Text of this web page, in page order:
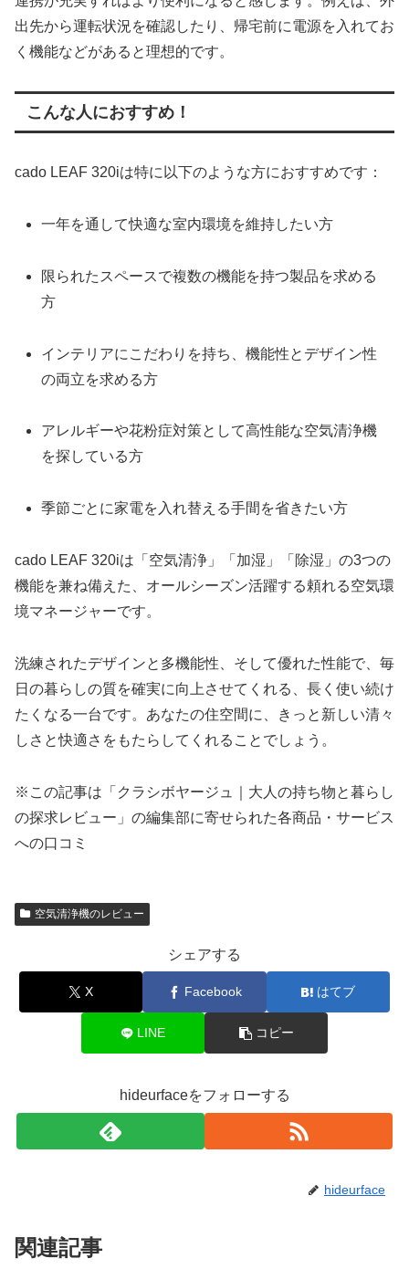
出先から運転状況を確認したり、帰宅前に電源を入れてお
く機能などがあると理想的です。
こんな人におすすめ！
cado LEAF 320iは特に以下のような方におすすめです：
一年を通して快適な室内環境を維持したい方
限られたスペースで複数の機能を持つ製品を求める
方
インテリアにこだわりを持ち、機能性とデザイン性
の両立を求める方
アレルギーや花粉症対策として高性能な空気清浄機
を探している方
季節ごとに家電を入れ替える手間を省きたい方
cado LEAF 320iは「空気清浄」「加湿」「除湿」の3つの
機能を兼ね備えた、オールシーズン活躍する頼れる空気環
境マネージャーです。
洗練されたデザインと多機能性、そして優れた性能で、毎
日の暮らしの質を確実に向上させてくれる、長く使い続け
たくなる一台です。あなたの住空間に、きっと新しい清々
しさと快適さをもたらしてくれることでしょう。
※この記事は「クラシボヤージュ｜大人の持ち物と暮らし
の探求レビュー」の編集部に寄せられた各商品・サービス
への口コミ
空気清浄機のレビュー
シェアする
X Facebook はてブ
LINE コピー
hideurfaceをフォローする
hideurface
関連記事